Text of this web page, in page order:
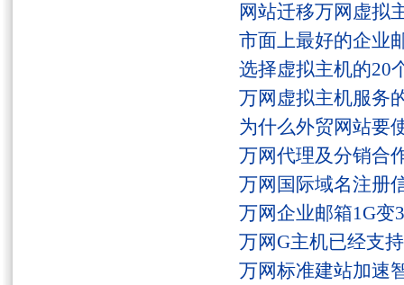
网站迁移万网虚拟
市面上最好的企业
选择虚拟主机的20
万网虚拟主机服务
为什么外贸网站要
万网代理及分销合
万网国际域名注册
万网企业邮箱1G变
万网G主机已经支
万网标准建站加速